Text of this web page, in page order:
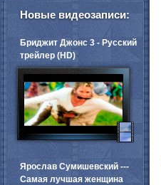
Новые видеозаписи:
Бриджит Джонс 3 - Русский
трейлер (HD)
Ярослав Сумишевский ---
Самая лучшая женщина